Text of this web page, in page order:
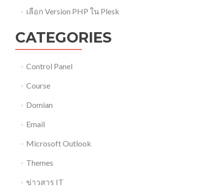
เลือก Version PHP ใน Plesk
CATEGORIES
Control Panel
Course
Domian
Email
Microsoft Outlook
Themes
ข่าวสาร IT